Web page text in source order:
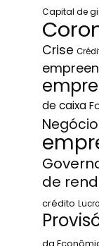
Capital de
Crise
de caixa
Negócio
de
crédito
da